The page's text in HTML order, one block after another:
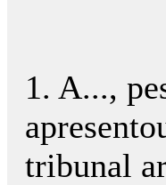
1. A...,
tribunal